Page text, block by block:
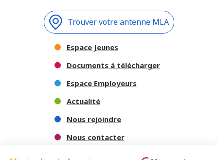
Trouver votre antenne MLA
Espace Jeunes
Documents à télécharger
Espace Employeurs
Actualité
Nous rejoindre
Nous contacter